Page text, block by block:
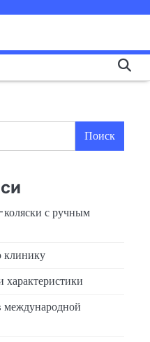
Поиск
с ручным
клинику
международной